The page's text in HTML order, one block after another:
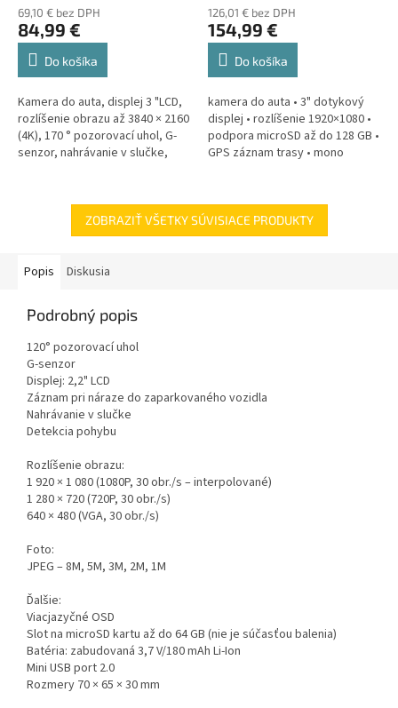
69,10 € bez DPH
84,99 €
Do košíka
Kamera do auta, displej 3 "LCD,
rozlíšenie obrazu až 3840 × 2160
(4K), 170 ° pozorovací uhol, G-
senzor, nahrávanie v slučke,
126,01 € bez DPH
154,99 €
Do košíka
kamera do auta • 3" dotykový
displej • rozlíšenie 1920×1080 •
podpora microSD až do 128 GB •
GPS záznam trasy • mono
•...
ZOBRAZIŤ VŠETKY SÚVISIACE PRODUKTY
Popis Diskusia
Podrobný popis
120° pozorovací uhol
G-senzor
Displej: 2,2" LCD
Záznam pri náraze do zaparkovaného vozidla
Nahrávanie v slučke
Detekcia pohybu
Rozlíšenie obrazu:
1 920 × 1 080 (1080P, 30 obr./s – interpolované)
1 280 × 720 (720P, 30 obr./s)
640 × 480 (VGA, 30 obr./s)
Foto:
JPEG – 8M, 5M, 3M, 2M, 1M
Ďalšie:
Viacjazyčné OSD
Slot na microSD kartu až do 64 GB (nie je súčasťou balenia)
Batéria: zabudovaná 3,7 V/180 mAh Li-Ion
Mini USB port 2.0
Rozmery 70 × 65 × 30 mm